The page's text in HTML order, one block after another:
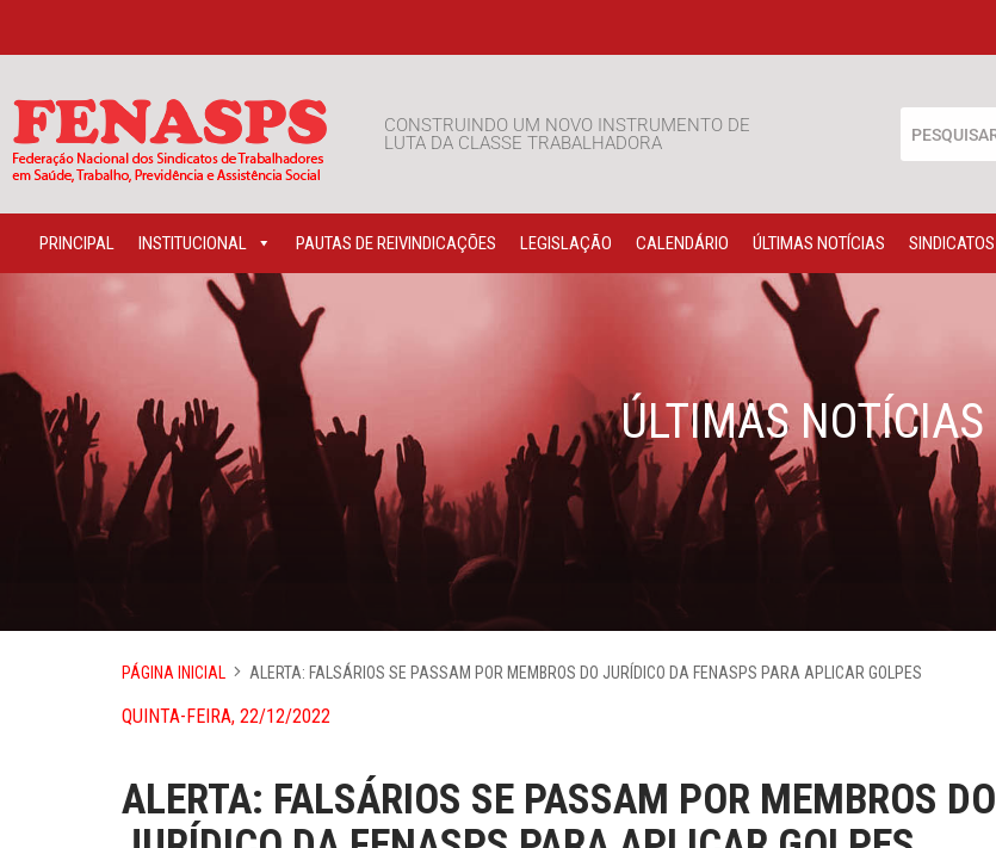
CONSTRUINDO UM NOVO INSTRUMENTO DE
LUTA DA CLASSE TRABALHADORA
PRINCIPAL INSTITUCIONAL PAUTAS DE REIVINDICAÇÕES LEGISLAÇÃO CALENDÁRIO ÚLTIMAS NOTÍCIAS SINDICATOS
ÚLTIMAS NOTÍCIAS
PÁGINA INICIAL ALERTA: FALSÁRIOS SE PASSAM POR MEMBROS DO JURÍDICO DA FENASPS PARA APLICAR GOLPES
QUINTA-FEIRA, 22/12/2022
ALERTA: FALSÁRIOS SE PASSAM POR MEMBROS DO